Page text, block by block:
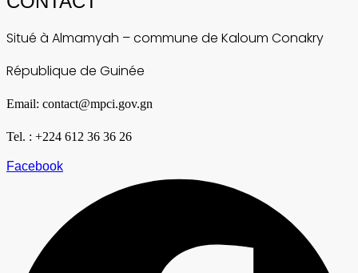
Situé à Almamyah – commune de Kaloum Conakry
République de Guinée
Email: contact@mpci.gov.gn
Tel. : +224 612 36 36 26
Facebook